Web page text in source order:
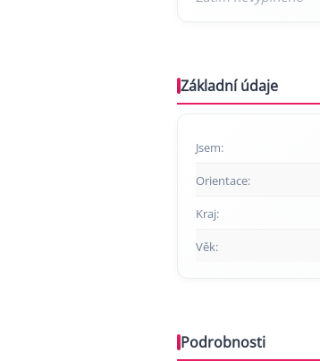
Základní údaje
Jsem:
Orientace:
Kraj:
Věk:
Podrobnosti